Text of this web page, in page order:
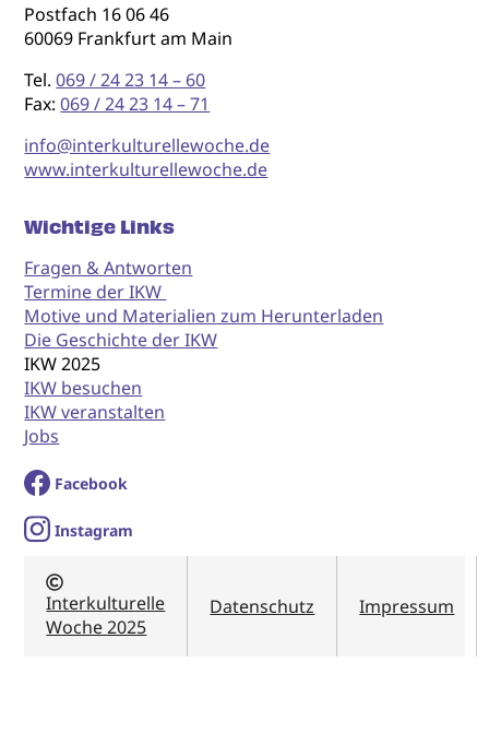
Postfach 16 06 46
60069 Frankfurt am Main
Tel.069 / 24 23 14 – 60
Fax:069 / 24 23 14 – 71
info@interkulturellewoche.de
www.interkulturellewoche.de
Wichtige Links
Fragen & Antworten
Termine der IKW
Motive und Materialien zum Herunterladen
Die Geschichte der IKW
IKW 2025
IKW besuchen
IKW veranstalten
Jobs
Facebook
Instagram
Interkulturelle
Woche 2025
Datenschutz Impressum